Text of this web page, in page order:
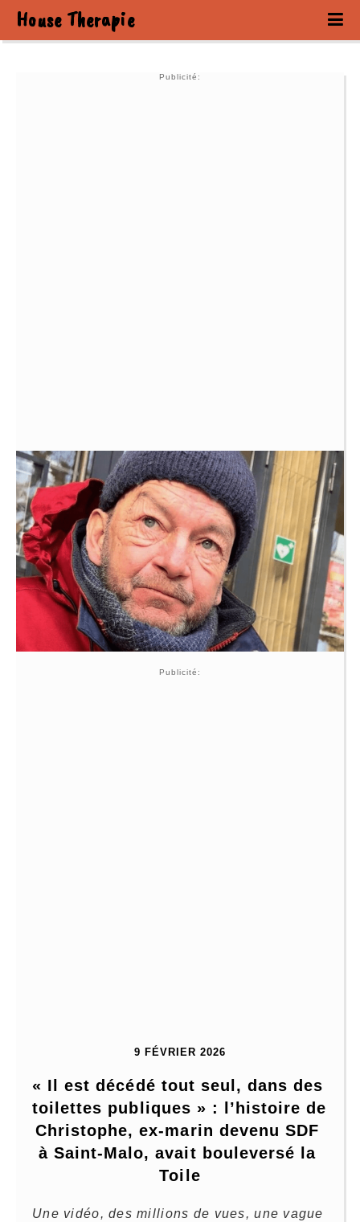
House Therapie
Publicité:
Publicité:
9 FÉVRIER 2026
« Il est décédé tout seul, dans des
toilettes publiques » : l’histoire de
Christophe, ex-marin devenu SDF
à Saint-Malo, avait bouleversé la
Toile
Une vidéo, des millions de vues, une vague